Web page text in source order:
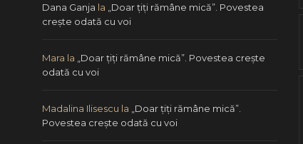
Dana Ganja la
„Doar ţiţi rămâne mică”. Povestea
creşte odată cu voi
Mara la
„Doar ţiţi rămâne mică”. Povestea creşte
odată cu voi
Madalina Ilisescu la
„Doar ţiţi rămâne mică”.
Povestea creşte odată cu voi